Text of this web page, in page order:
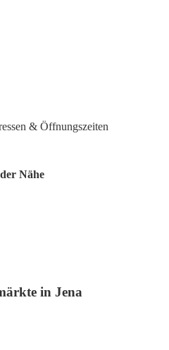
& Öffnungszeiten
Nähe
in Jena